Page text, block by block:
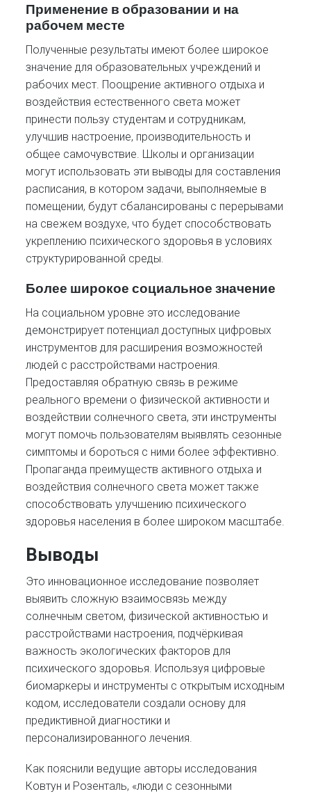
Применение в образовании и на
рабочем месте
Полученные результаты имеют более широкое
значение для образовательных учреждений и
рабочих мест. Поощрение активного отдыха и
воздействия естественного света может
принести пользу студентам и сотрудникам,
улучшив настроение, производительность и
общее самочувствие. Школы и организации
могут использовать эти выводы для составления
расписания, в котором задачи, выполняемые в
помещении, будут сбалансированы с перерывами
на свежем воздухе, что будет способствовать
укреплению психического здоровья в условиях
структурированной среды.
Более широкое социальное значение
На социальном уровне это исследование
демонстрирует потенциал доступных цифровых
инструментов для расширения возможностей
людей с расстройствами настроения.
Предоставляя обратную связь в режиме
реального времени о физической активности и
воздействии солнечного света, эти инструменты
могут помочь пользователям выявлять сезонные
симптомы и бороться с ними более эффективно.
Пропаганда преимуществ активного отдыха и
воздействия солнечного света может также
способствовать улучшению психического
здоровья населения в более широком масштабе.
Выводы
Это инновационное исследование позволяет
выявить сложную взаимосвязь между
солнечным светом, физической активностью и
расстройствами настроения, подчёркивая
важность экологических факторов для
психического здоровья. Используя цифровые
биомаркеры и инструменты с открытым исходным
кодом, исследователи создали основу для
предиктивной диагностики и
персонализированного лечения.
Как пояснили ведущие авторы исследования
Ковтун и Розенталь, «люди с сезонными